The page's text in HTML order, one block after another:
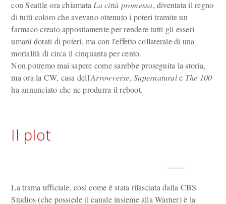
con Seattle ora chiamata La città promessa, diventata il regno
di tutti coloro che avevano ottenuto i poteri tramite un
farmaco creato appositamente per rendere tutti gli esseri
umani dotati di poteri, ma con l'effetto collaterale di una
mortalità di circa il cinquanta per cento.
Non potremo mai sapere come sarebbe proseguita la storia,
ma ora la CW, casa dell'Arrowverse,Supernaturale The 100
ha annunciato che ne produrra il reboot.
Il plot
La trama ufficiale, così come è stata rilasciata dalla CBS
Studios (che possiede il canale insieme alla Warner) è la